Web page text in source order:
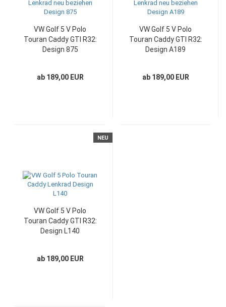
VW Golf 5 V Polo
Touran Caddy GTI R32:
Design 875
ab 189,00 EUR
VW Golf 5 V Polo
Touran Caddy GTI R32:
Design A189
ab 189,00 EUR
NEU
VW Golf 5 V Polo
Touran Caddy GTI R32:
Design L140
ab 189,00 EUR